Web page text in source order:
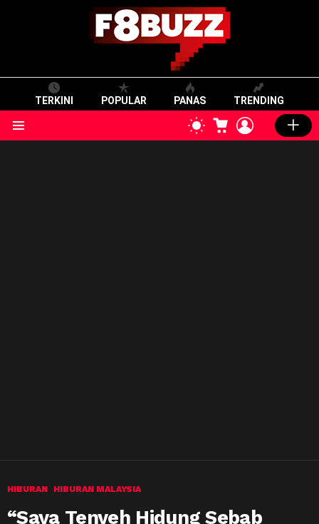
TERKINI POPULAR PANAS TRENDING
SWITCH
SKIN
CART LOGIN
HIBURAN HIBURAN MALAYSIA
“Saya Tenyeh Hidung Sebab